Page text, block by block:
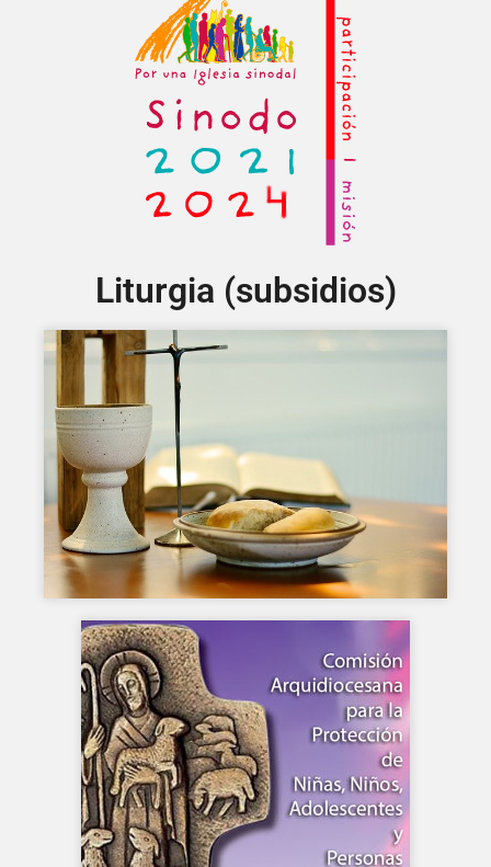
Liturgia (subsidios)